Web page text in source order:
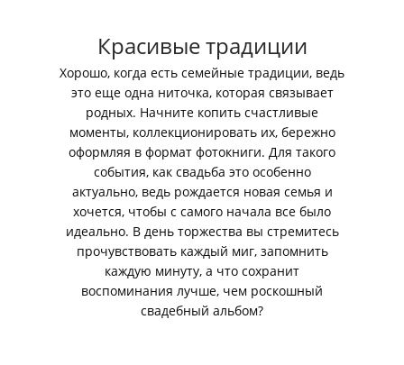
Красивые традиции
Хорошо, когда есть семейные традиции, ведь
это еще одна ниточка, которая связывает
родных. Начните копить счастливые
моменты, коллекционировать их, бережно
оформляя в формат фотокниги. Для такого
события, как свадьба это особенно
актуально, ведь рождается новая семья и
хочется, чтобы с самого начала все было
идеально. В день торжества вы стремитесь
прочувствовать каждый миг, запомнить
каждую минуту, а что сохранит
воспоминания лучше, чем роскошный
свадебный альбом?